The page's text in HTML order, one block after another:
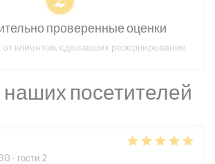
посетителей
- гости 2
проверенные оценки
клиентов, сделавших резервирование